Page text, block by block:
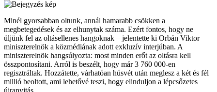
Minél gyorsabban oltunk, annál hamarabb csökken a
megbetegedések és az elhunytak száma. Ezért fontos, hogy ne
üljünk fel az oltásellenes hangoknak – jelentette ki Orbán Viktor
miniszterelnök a közmédiának adott exkluzív interjúban. A
miniszterelnök hangsúlyozta: most minden erőt az oltásra kell
összpontosítani. Arról is beszélt, hogy már 3 760 000-en
regisztráltak. Hozzátette, várhatóan húsvét után meglesz a két és fél
millió beoltott, ami lehetővé teszi, hogy elinduljon a lépcsőzetes